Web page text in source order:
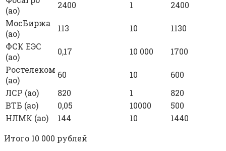
(ао)
2400 1
2400
МосБиржа
(ао)
113 10
1130
ФСК ЕЭС
(ао)
0,17 10 000
1700
Ростелеком
(ао)
60 10
600
ЛСР (ао)
820 1
820
ВТБ (ао)
0,05 10000
500
НЛМК (ао)
144 10
1440
Итого 10 000 рублей